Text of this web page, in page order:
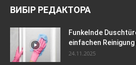
ВИБІР РЕДАКТОРА
Funkelnde
einfachen
24.11.2025